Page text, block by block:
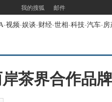
我的搜狐 邮件
-视频-娱谈-财经-世相-科技-汽车-房
茶界合作品